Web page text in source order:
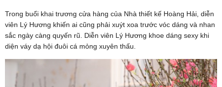
Trong buổi khai trương cửa hàng của Nhà thiết kế Hoàng Hải, diễn
viên Lý Hương khiến ai cũng phải xuýt xoa trước vóc dáng và nhan
sắc ngày càng quyến rũ. Diễn viên Lý Hương khoe dáng sexy khi
diện váy dạ hội đuôi cá mỏng xuyên thấu.